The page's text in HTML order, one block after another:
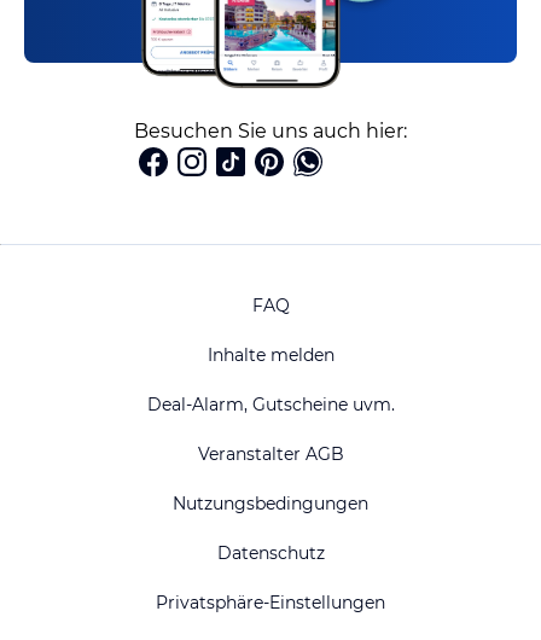
Besuchen Sie uns auch hier:
FAQ
Inhalte melden
Deal-Alarm, Gutscheine uvm.
Veranstalter AGB
Nutzungsbedingungen
Datenschutz
Privatsphäre-Einstellungen